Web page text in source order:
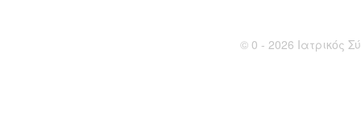
© 0 - 2026 Ιατρικός